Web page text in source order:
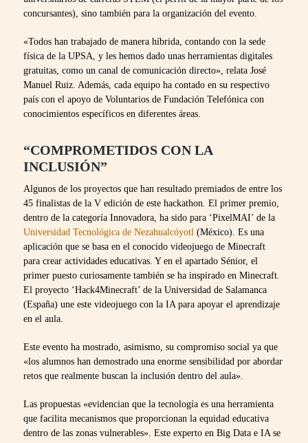
concursantes), sino también para la organización del evento.
«Todos han trabajado de manera híbrida, contando con la sede
física de la UPSA, y les hemos dado unas herramientas digitales
gratuitas, como un canal de comunicación directo», relata José
Manuel Ruiz. Además, cada equipo ha contado en su respectivo
país con el apoyo de Voluntarios de Fundación Telefónica con
conocimientos específicos en diferentes áreas.
“COMPROMETIDOS CON LA
INCLUSIÓN”
Algunos de los proyectos que han resultado premiados de entre los
45 finalistas de la V edición de este hackathon. El primer premio,
dentro de la categoría Innovadora, ha sido para ‘PixelMAI’ de la
Universidad Tecnológica de Nezahualcóyotl (México). Es una
aplicación que se basa en el conocido videojuego de Minecraft
para crear actividades educativas. Y en el apartado Sénior, el
primer puesto curiosamente también se ha inspirado en Minecraft.
El proyecto ‘Hack4Minecraft’ de la Universidad de Salamanca
(España) une este videojuego con la IA para apoyar el aprendizaje
en el aula.
Este evento ha mostrado, asimismo, su compromiso social ya que
«los alumnos han demostrado una enorme sensibilidad por abordar
retos que realmente buscan la inclusión dentro del aula».
Las propuestas «evidencian que la tecnología es una herramienta
que facilita mecanismos que proporcionan la equidad educativa
dentro de las zonas vulnerables». Este experto en Big Data e IA se